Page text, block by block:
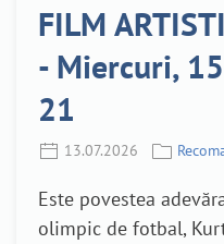
FILM
- Miercuri,
21
13.07.2026
Este povestea
olimpic de fotbal,